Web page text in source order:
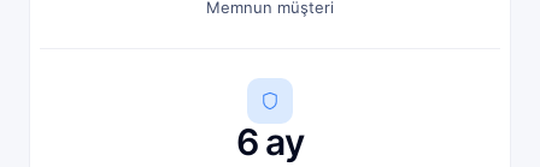
Memnun müşteri
6 ay